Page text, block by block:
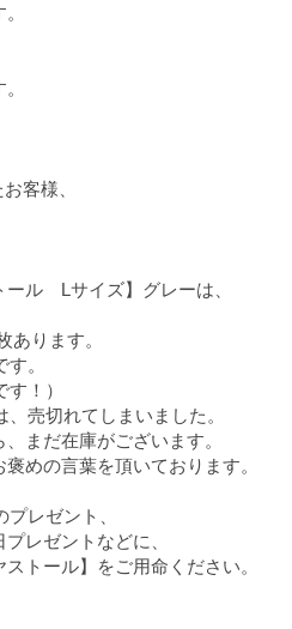
客様、
ール Lサイズ】グレーは、
あります。
。
！）
、売切れてしまいました。
まだ在庫がございます。
めの言葉を頂いております。
レゼント、
レゼントなどに、
トール】をご用命ください。